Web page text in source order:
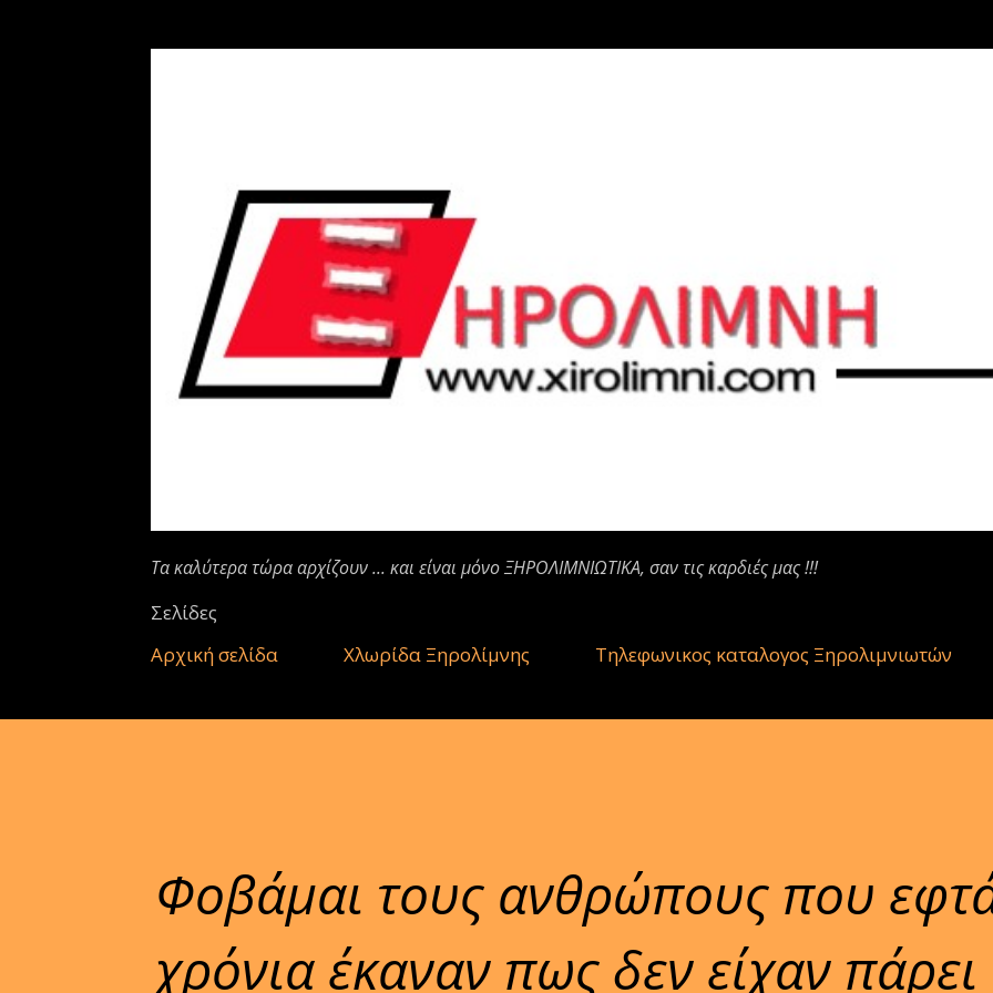
Τα καλύτερα τώρα αρχίζουν ... και είναι μόνο ΞΗΡΟΛΙΜΝΙΩΤΙΚΑ, σαν τις καρδιές μας !!!
Σελίδες
Αρχική σελίδα
Χλωρίδα Ξηρολίμνης Τηλεφωνικος καταλογος Ξηρολιμνιωτών
Φοβάμαι τους ανθρώπους που
χρόνια έκαναν πως δεν είχαν πάρει